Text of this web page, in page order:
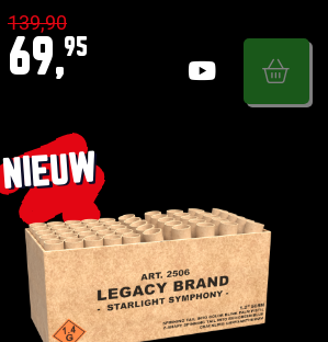
139,90
69,95
NIEUW